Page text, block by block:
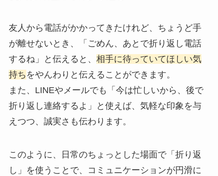
友人から電話がかかってきたけれど、ちょうど手
が離せないとき、「ごめん、あとで折り返し電話
するね」と伝えると、 相手に待っていてほしい気
持ち をやんわりと伝えることができます。
また、LINEやメールでも「今は忙しいから、後で
折り返し連絡するよ」と使えば、気軽な印象を与
えつつ、誠実さも伝わります。
このように、日常のちょっとした場面で「折り返
し」を使うことで、コミュニケーションが円滑に